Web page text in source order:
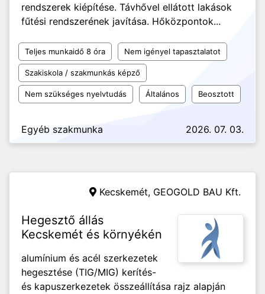
rendszerek kiépítése. Távhővel ellátott lakások
fűtési rendszerének javítása. Hőközpontok...
Teljes munkaidő 8 óra Nem igényel tapasztalatot
Szakiskola / szakmunkás képző
Nem szükséges nyelvtudás Általános Beosztott
Egyéb szakmunka 2026. 07. 03.
Kecskemét, GEOGOLD BAU Kft.
Hegesztő állás
Kecskemét és környékén
alumínium és acél szerkezetek
hegesztése (TIG/MIG) kerítés-
és kapuszerkezetek összeállítása rajz alapján